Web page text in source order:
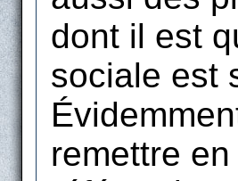
dont il est
sociale est
remettre